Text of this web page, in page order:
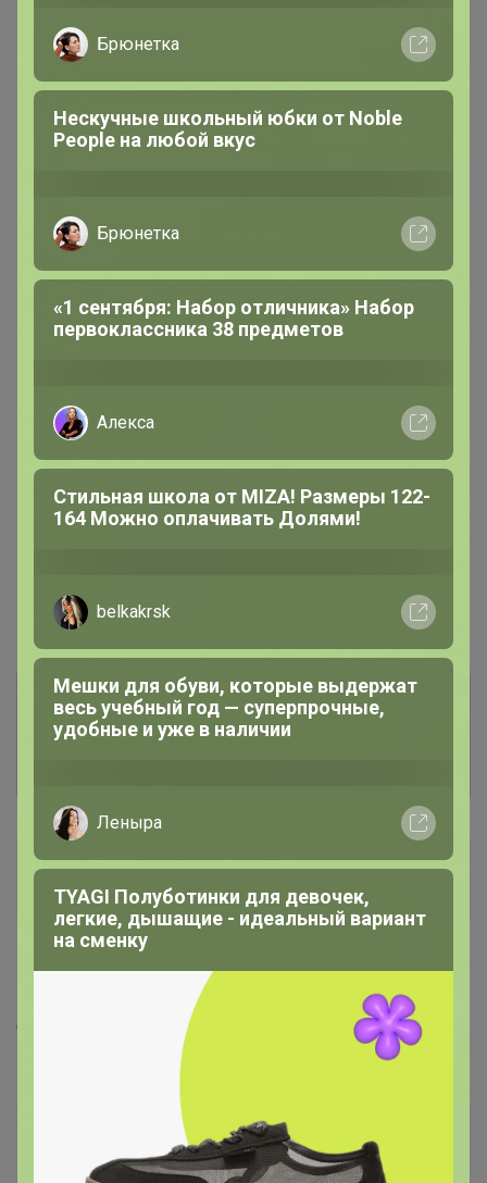
2 061р
Женские джинсы F`FIVE
19846-Warm
Информация о заказах доступна
лишь членам клуба
ИринкаМандаринка
Виртуоз СП
17 декабря, 2020 17:38
джинсы арт. 1943/P (205034) какой размер мне взять
на параметры ОТ 87,ОБ 110,помогите пожалуйста
ИринкаМандаринка
Виртуоз СП
Брюнетка
Нескучные школьный юбки от Nоblе
Реoplе на любой вкус
Брюнетка
«1 сентября: Набор отличника» Набор
первоклассника 38 предметов
Алекса
Стильная школа от MIZA! Размеры 122-
164 Можно оплачивать Долями!
belkakrsk
Мешки для обуви, которые выдержат
весь учебный год — суперпрочные,
удобные и уже в наличии
Леныра
TYAGI Полуботинки для девочек,
легкие, дышащие - идеальный вариант
на сменку